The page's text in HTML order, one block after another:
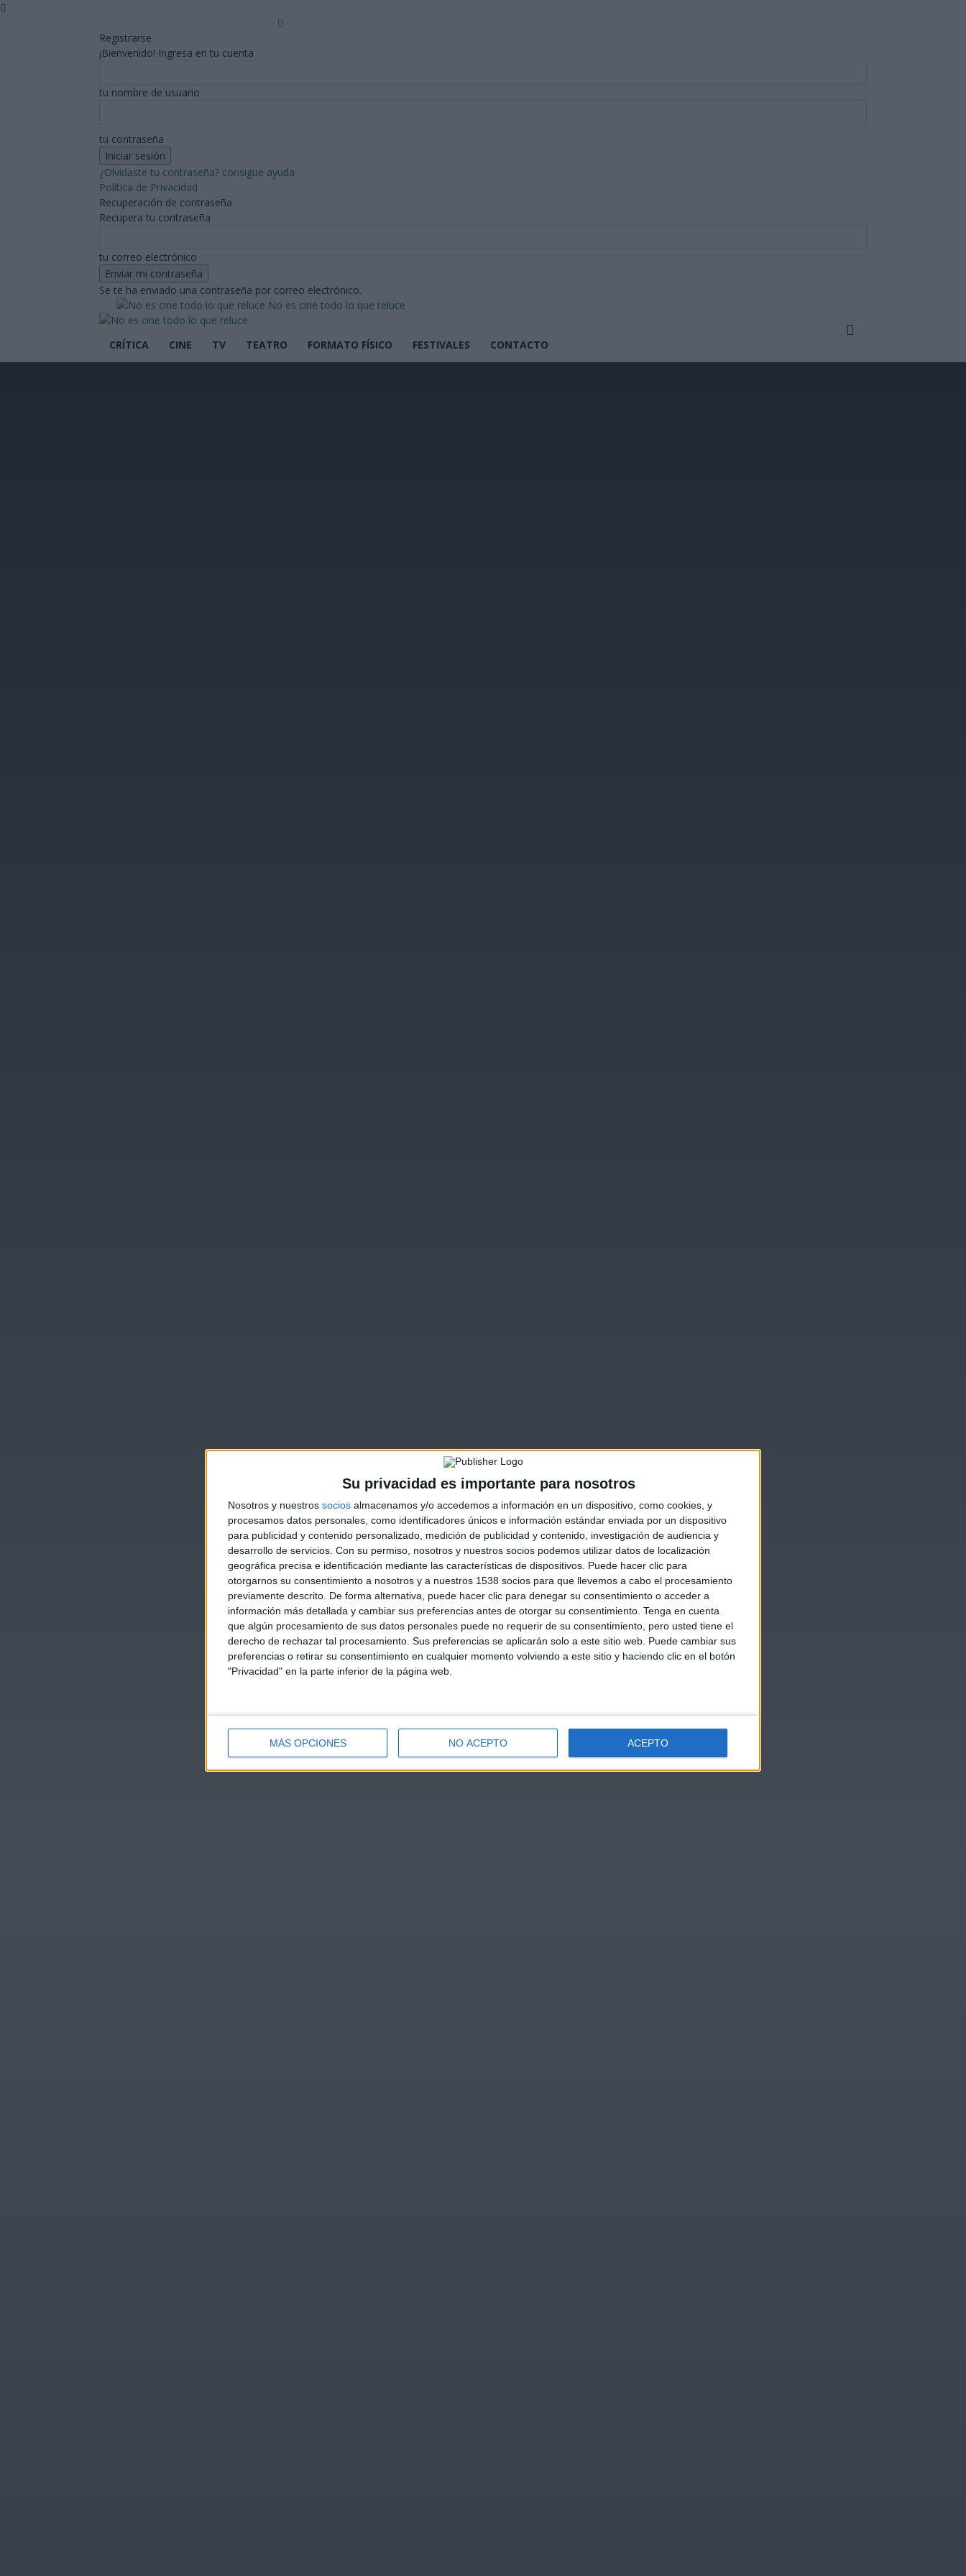
Su privacidad es importante para nosotros
Nosotros y nuestros socios almacenamos y/o accedemos a información en un dispositivo, como cookies, y
procesamos datos personales, como identificadores únicos e información estándar enviada por un dispositivo
para publicidad y contenido personalizado, medición de publicidad y contenido, investigación de audiencia y
desarrollo de servicios. Con su permiso, nosotros y nuestros socios podemos utilizar datos de localización
geográfica precisa e identificación mediante las características de dispositivos. Puede hacer clic para
otorgarnos su consentimiento a nosotros y a nuestros 1538 socios para que llevemos a cabo el procesamiento
previamente descrito. De forma alternativa, puede hacer clic para denegar su consentimiento o acceder a
información más detallada y cambiar sus preferencias antes de otorgar su consentimiento. Tenga en cuenta
que algún procesamiento de sus datos personales puede no requerir de su consentimiento, pero usted tiene el
derecho de rechazar tal procesamiento. Sus preferencias se aplicarán solo a este sitio web. Puede cambiar sus
preferencias o retirar su consentimiento en cualquier momento volviendo a este sitio y haciendo clic en el botón
"Privacidad" en la parte inferior de la página web.
MÁS OPCIONES NO ACEPTO ACEPTO
Registrarse
¡Bienvenido! Ingresa en tu cuenta
tu nombre de usuario
tu contraseña
¿Olvidaste tu contraseña? consigue ayuda
Política de Privacidad
Recuperación de contraseña
Recupera tu contraseña
tu correo electrónico
Se te ha enviado una contraseña por correo electrónico.
No es cine todo lo que reluce
CRÍTICA CINE TV TEATRO FORMATO FÍSICO FESTIVALES CONTACTO